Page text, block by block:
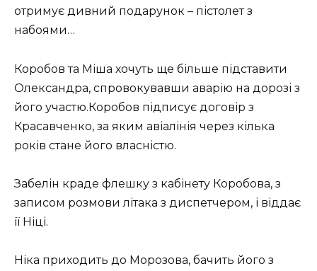
отримує дивний подарунок – пістолет з
набоями…
Коробов та Міша хочуть ще більше підставити
Олександра, спровокувавши аварію на дорозі з
його участю.Коробов підписує договір з
Красавченко, за яким авіалінія через кілька
років стане його власністю.
Забелін краде флешку з кабінету Коробова, з
записом розмови літака з диспетчером, і віддає
її Ніці.
Ніка приходить до Морозова, бачить його з